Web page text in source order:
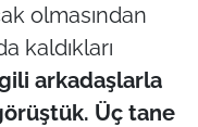
olmasından
kaldıkları
arkadaşlarla
Üç tane